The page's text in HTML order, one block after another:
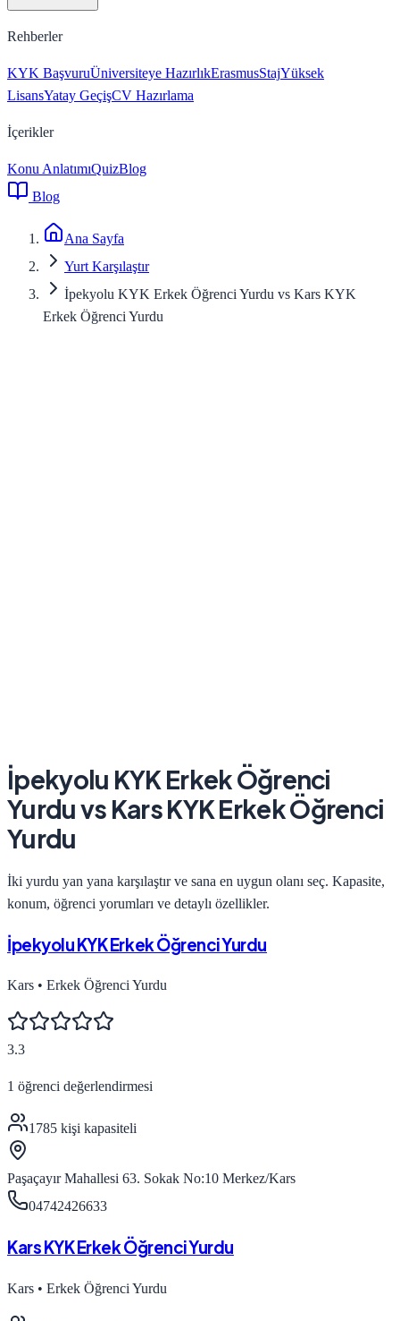
Rehberler
KYK BaşvuruÜniversiteye HazırlıkErasmusStajYüksek
LisansYatay GeçişCV Hazırlama
İçerikler
Konu AnlatımıQuizBlog
Blog
Ana Sayfa
Yurt Karşılaştır
İpekyolu KYK Erkek Öğrenci Yurdu vs Kars KYK
Erkek Öğrenci Yurdu
İpekyolu KYK Erkek Öğrenci
Yurduvs Kars KYK Erkek Öğrenci
Yurdu
İki yurdu yan yana karşılaştır ve sana en uygun olanı seç. Kapasite,
konum, öğrenci yorumları ve detaylı özellikler.
İpekyolu KYK Erkek Öğrenci Yurdu
Kars • Erkek Öğrenci Yurdu
3.3
1 öğrenci değerlendirmesi
1785 kişi kapasiteli
Paşaçayır Mahallesi 63. Sokak No:10 Merkez/Kars
04742426633
Kars KYK Erkek Öğrenci Yurdu
Kars • Erkek Öğrenci Yurdu